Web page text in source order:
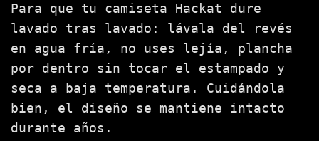
Para que tu camiseta Hackat dure
lavado tras lavado: lávala del revés
en agua fría, no uses lejía, plancha
por dentro sin tocar el estampado y
seca a baja temperatura. Cuidándola
bien, el diseño se mantiene intacto
durante años.